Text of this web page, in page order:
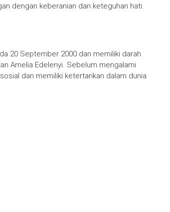
dengan keberanian dan keteguhan hati.
20 September 2000 dan memiliki darah
Amelia Edelenyi. Sebelum mengalami
dan memiliki ketertarikan dalam dunia